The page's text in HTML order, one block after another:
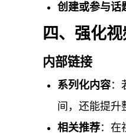
创建或参与话
四、强化
内部链接
系列化内容：
间，还能提升
相关推荐：在